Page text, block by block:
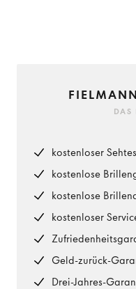
DAS
kostenloser
kostenlose
kostenlose
kostenloser
Geld-zurück-
Drei-Jahres-